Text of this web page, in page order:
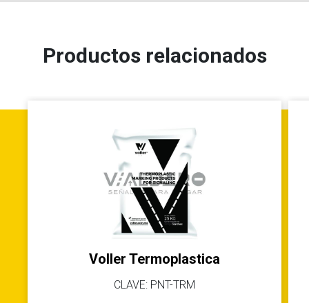
Productos relacionados
Voller Termoplastica
CLAVE: PNT-TRM